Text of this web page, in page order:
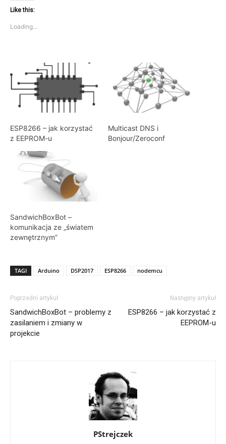
Like this:
Loading...
ESP8266 – jak korzystać
z EEPROM-u
Multicast DNS i
Bonjour/Zeroconf
SandwichBoxBot –
komunikacja ze „światem
zewnętrznym”
TAGI Arduino DSP2017 ESP8266 nodemcu
Poprzedni artykuł
SandwichBoxBot – problemy z
zasilaniem i zmiany w
projekcie
Następny artykuł
ESP8266 – jak korzystać z
EEPROM-u
PStrejczek